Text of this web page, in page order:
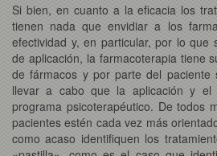
Si bien, en cuanto a la eficacia los
tienen nada que envidiar a los
efectividad y, en particular, por lo que
de aplicación, la farmacoterapia tiene
de fármacos y por parte del
llevar a cabo que la aplicación y el
programa psicoterapéutico. De todos
pacientes estén cada vez más
como acaso identifiquen los